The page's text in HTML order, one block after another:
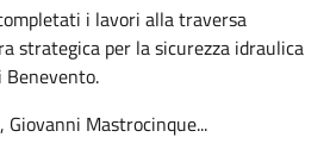
i lavori alla traversa
strategica per la sicurezza idraulica
Benevento.
Giovanni Mastrocinque...